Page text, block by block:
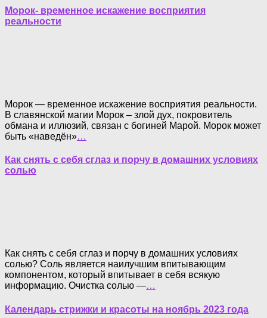
Морок- временное искажение восприятия
реальности
Морок — временное искажение восприятия реальности.
В славянской магии Морок – злой дух, покровитель
обмана и иллюзий, связан с богиней Марой. Морок может
быть «наведён»…
Как снять с себя сглаз и порчу в домашних условиях
солью
Как снять с себя сглаз и порчу в домашних условиях
солью? Соль является наилучшим впитывающим
компонентом, который впитывает в себя всякую
информацию. Очистка солью —…
Календарь стрижки и красоты на ноябрь 2023 года